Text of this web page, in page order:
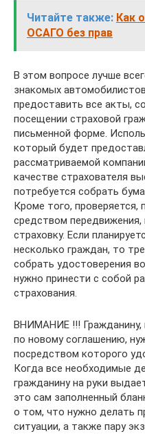
Читайте также: Как
ОСАГО без прав
В этом вопросе лучше
знакомых
предоставить все акты,
посещении страховой
письменной форме.
который будет
рассматриваемой
качестве страхователя
потребуется собрать
Кроме того, проверяется,
средством
страховку. Если
несколько граждан, то
собрать удостоверения
нужно принести с собой
страхования.
ВНИМАНИЕ !!! Гражданину,
по новому соглашению,
посредством которого
Когда все необходимые
гражданину на руки
это сам заполненный
о том, что нужно делать
ситуации, а также пару